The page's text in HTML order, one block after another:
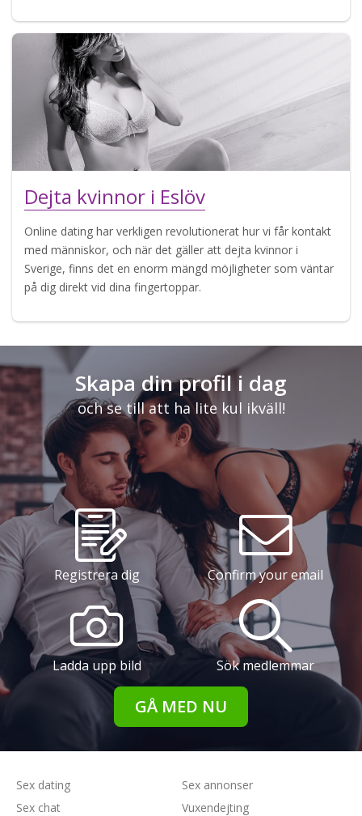
Dejta kvinnor i Eslöv
Online dating har verkligen revolutionerat hur vi får kontakt
med människor, och när det gäller att dejta kvinnor i
Sverige, finns det en enorm mängd möjligheter som väntar
på dig direkt vid dina fingertoppar.
Skapa din profil i dag
och se till att ha lite kul ikväll!
Registrera dig Confirm your email
Ladda upp bild Sök medlemmar
GÅ MED NU
Sex dating
Sex chat
Sex annonser
Vuxendejting